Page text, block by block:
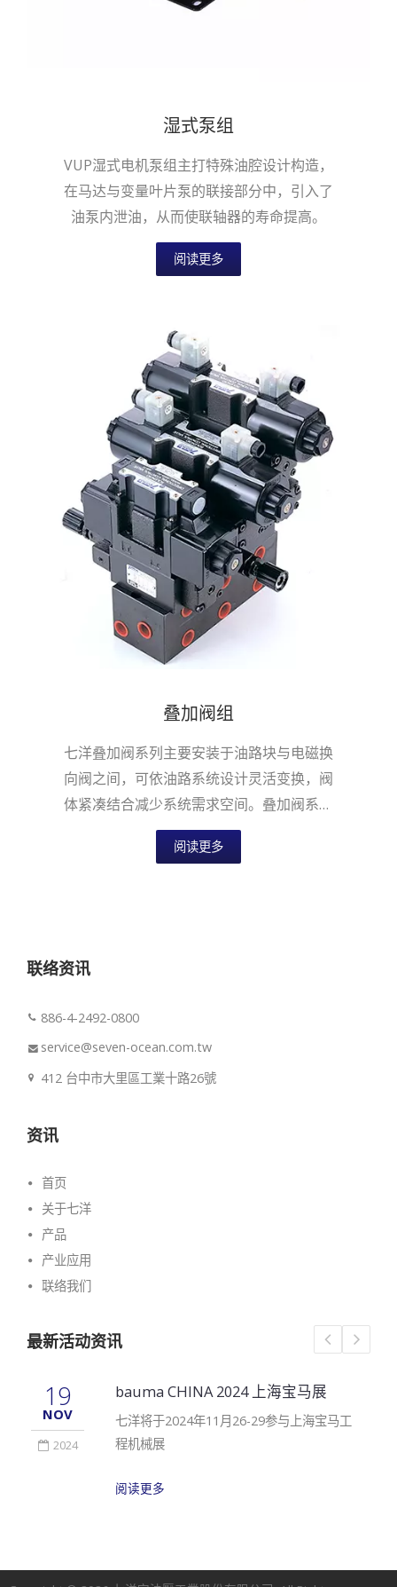
湿式泵组
VUP湿式电机泵组主打特殊油腔设计构造，
在马达与变量叶片泵的联接部分中，引入了
油泵内泄油，从而使联轴器的寿命提高。
阅读更多
叠加阀组
七洋叠加阀系列主要安装于油路块与电磁换
向阀之间，可依油路系统设计灵活变换，阀
体紧凑结合减少系统需求空间。叠加阀系列
适用于国际安装面标准，提供六通径NG6...
阅读更多
联络资讯
886-4-2492-0800
service@seven-ocean.com.tw
412 台中市大里區工業十路26號
资讯
首页
关于七洋
产品
产业应用
联络我们
最新活动资讯
19
NOV
2024
bauma CHINA 2024 上海宝马展
七洋将于2024年11月26-29参与上海宝马工
程机械展
阅读更多